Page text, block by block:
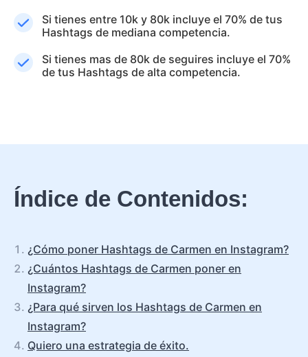
Si tienes entre 10k y 80k incluye el 70% de tus
Hashtags de mediana competencia.
Si tienes mas de 80k de seguires incluye el 70%
de tus Hashtags de alta competencia.
Índice de Contenidos:
¿Cómo poner Hashtags de Carmen en Instagram?
¿Cuántos Hashtags de Carmen poner en
Instagram?
¿Para qué sirven los Hashtags de Carmen en
Instagram?
Quiero una estrategia de éxito.